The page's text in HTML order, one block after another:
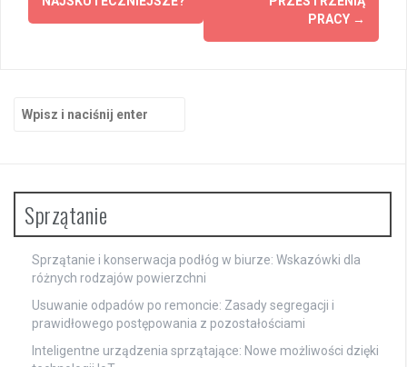
PRACY →
Sprzątanie
Sprzątanie i konserwacja podłóg w biurze: Wskazówki dla
różnych rodzajów powierzchni
Usuwanie odpadów po remoncie: Zasady segregacji i
prawidłowego postępowania z pozostałościami
Inteligentne urządzenia sprzątające: Nowe możliwości dzięki